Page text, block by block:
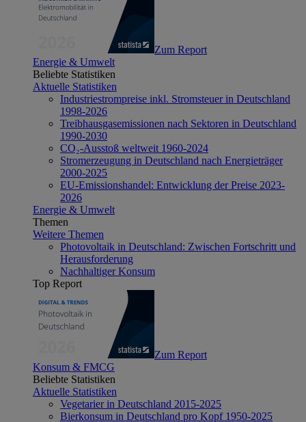
Zum Report
Energie & Umwelt
Beliebte Statistiken
Aktuelle Statistiken
Industriestrompreise inkl. Stromsteuer in Deutschland
1998-2026
Treibhausgasemissionen nach Sektoren in Deutschland
1990-2030
CO₂-Ausstoß weltweit 1960-2024
Stromerzeugung in Deutschland nach Energieträger
2000-2025
EU-Emissionshandel: Entwicklung der Preise 2023-
2026
Energie & Umwelt
Themen
Weitere Themen
Photovoltaik in Deutschland: Zwischen Fortschritt und
Herausforderung
Nachhaltiger Konsum
Top Report
Zum Report
Konsum & FMCG
Beliebte Statistiken
Aktuelle Statistiken
Vegetarier in Deutschland 2015-2025
Bierkonsum in Deutschland pro Kopf 1950-2025